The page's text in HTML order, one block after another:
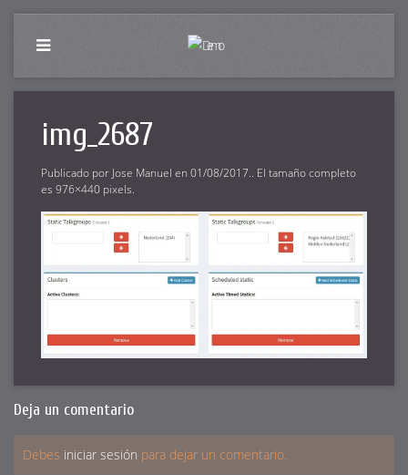
img_2687
Publicado por Jose Manuel en 01/08/2017.. El tamaño completo
es 976×440 pixels.
Deja un comentario
Debes iniciar sesión para dejar un comentario.